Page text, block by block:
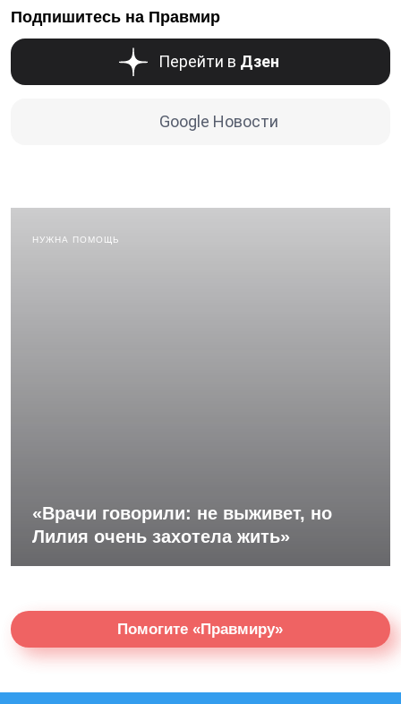
Подпишитесь на Правмир
Перейти в Дзен
Google Новости
НУЖНА ПОМОЩЬ
«Врачи говорили: не выживет, но
Лилия очень захотела жить»
Помогите «Правмиру»